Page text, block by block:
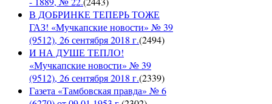
В ДОБРИНКЕ ТЕПЕРЬ ТОЖЕ
ГАЗ! «Мучкапские новости» № 39
(9512), 26 сентября 2018 г.(2494)
И НА ДУШЕ ТЕПЛО!
«Мучкапские новости» № 39
(9512), 26 сентября 2018 г.(2339)
Газета «Тамбовская правда» № 6